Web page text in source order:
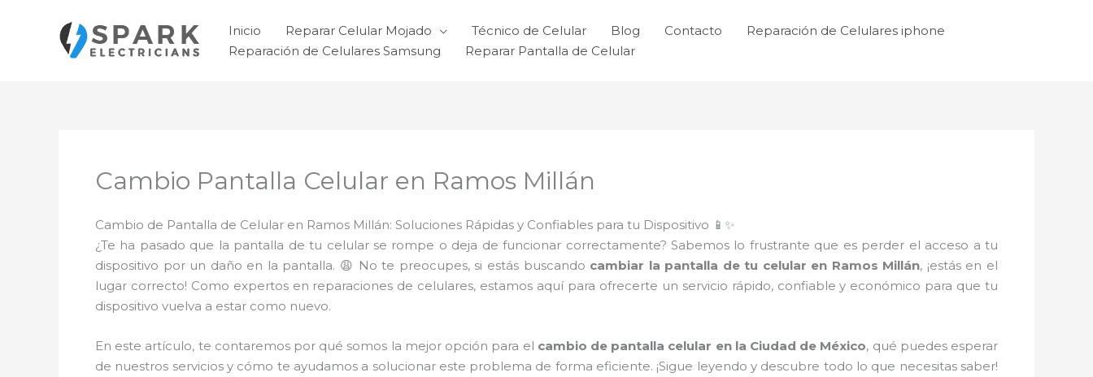
contenido
Inicio Reparar Celular Mojado Técnico de Celular Blog Contacto
Reparación de Celulares iphone
Reparación de Celulares Samsung
Reparar Pantalla de Celular
Cambio Pantalla Celular en Ramos Millán
Cambio de Pantalla de Celular en Ramos Millán: Soluciones Rápidas y Confiables para tu Dispositivo 📱✨
¿Te ha pasado que la pantalla de tu celular se rompe o deja de funcionar correctamente? Sabemos lo frustrante que es perder el acceso a tu
dispositivo por un daño en la pantalla. 😩 No te preocupes, si estás buscando cambiar la pantalla de tu celular en Ramos Millán, ¡estás en el
lugar correcto! Como expertos en reparaciones de celulares, estamos aquí para ofrecerte un servicio rápido, confiable y económico para que tu
dispositivo vuelva a estar como nuevo.
En este artículo, te contaremos por qué somos la mejor opción para el cambio de pantalla celular en la Ciudad de México, qué puedes esperar
de nuestros servicios y cómo te ayudamos a solucionar este problema de forma eficiente. ¡Sigue leyendo y descubre todo lo que necesitas saber!